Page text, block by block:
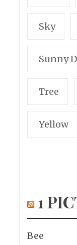
Sky
Sunny
Tree
Yellow
1
Bee